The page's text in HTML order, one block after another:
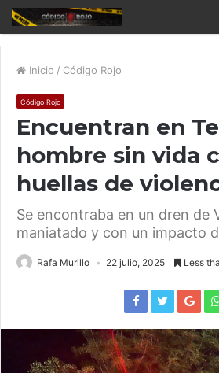
Inicio / Código Rojo
Código Rojo
Encuentran en
hombre sin vida
huellas de
Se encontraba en un dren de
maniatado y con un impacto
Rafa Murillo 22 julio, 2025 Less